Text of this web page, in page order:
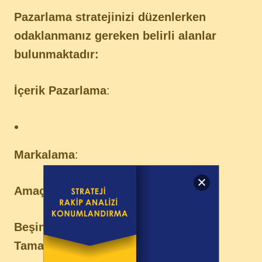
Pazarlama stratejinizi düzenlerken
odaklanmanız gereken belirli alanlar
bulunmaktadır:
İçerik Pazarlama:
Markalama:
Amaçlar
Beşinci Adım: Pazarlama Planınızı
Tamamlayın ve Onu Uygulayın!